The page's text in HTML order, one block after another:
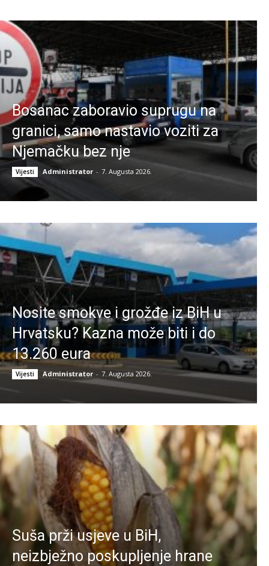
Bosanac zaboravio suprugu na
granici, samo nastavio voziti za
Njemačku bez nje
Vijesti Administrator - 7. Augusta 2026.
Nosite smokve i grožđe iz BiH u
Hrvatsku? Kazna može biti i do
13.260 eura
Vijesti Administrator - 7. Augusta 2026.
Suša prži usjeve u BiH,
neizbježno poskupljenje hrane